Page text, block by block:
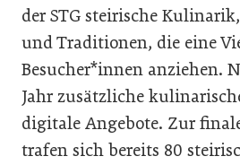
der STG steirische
und Traditionen, die eine
Besucher*innen anziehen.
Jahr zusätzliche
digitale Angebote. Zur
trafen sich bereits 80